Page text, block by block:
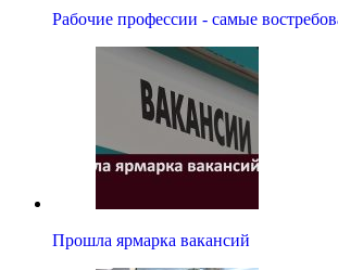
Рабочие профессии - самые
Прошла ярмарка вакансий